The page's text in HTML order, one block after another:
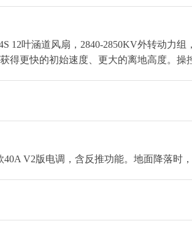
12叶涵道风扇，2840-2850KV外转动力组
得更快的初始速度、更大的离地高度。操
V2版电调，含反推功能。地面降落时